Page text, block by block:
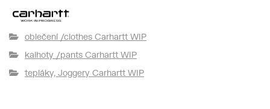
oblečení /clothes Carhartt WIP
kalhoty /pants Carhartt WIP
tepláky, Joggery Carhartt WIP